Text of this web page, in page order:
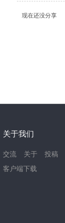
现在还没分享
关于我们
交流 关于
投稿
客户端下载